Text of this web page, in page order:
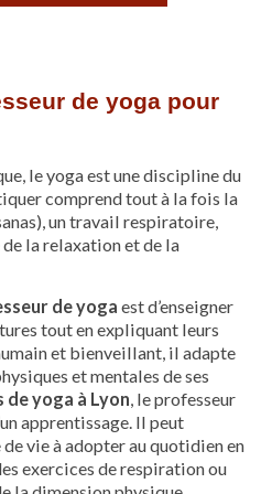
de yoga pour
le yoga est une discipline du
comprend tout à la fois la
un travail respiratoire,
de la relaxation et de la
de yoga est d’enseigner
tout en expliquant leurs
et bienveillant, il adapte
et mentales de ses
de yoga à Lyon, le professeur
apprentissage. Il peut
vie à adopter au quotidien en
exercices de respiration ou